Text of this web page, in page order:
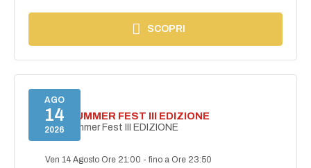
SCOPRI
AGO
14
2026
PANZA SUMMER FEST III EDIZIONE
PANZA Summer Fest III EDIZIONE
Ven 14 Agosto Ore 21:00 -fino a Ore 23:50